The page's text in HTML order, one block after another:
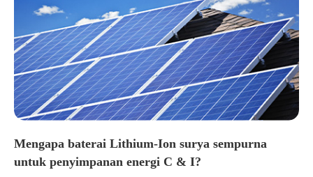
Mengapa baterai Lithium-Ion surya sempurna
untuk penyimpanan energi C & I?